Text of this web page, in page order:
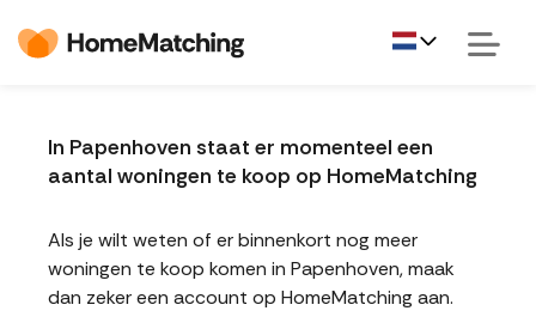
In Papenhoven staat er momenteel een
aantal woningen te koop op HomeMatching
Als je wilt weten of er binnenkort nog meer
woningen te koop komen in Papenhoven, maak
dan zeker een account op HomeMatching aan.